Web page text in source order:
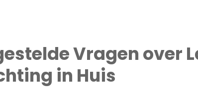
Vragen over
in Huis